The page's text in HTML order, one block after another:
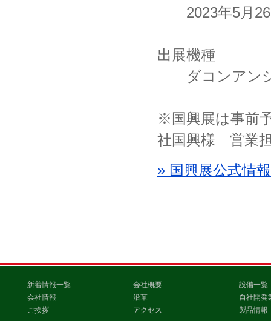
2023年5月26
出展機種
ダコンアン
※国興展は事前
社国興様 営業
» 国興展公式情報
新着情報一覧
会社情報
ご挨拶
会社概要
沿革
アクセス
設備一覧
自社開発
製品情報